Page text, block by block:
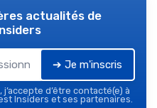
actualités de
➔ Je m'inscris
d’être contacté(e) à
Insiders et ses partenaires.